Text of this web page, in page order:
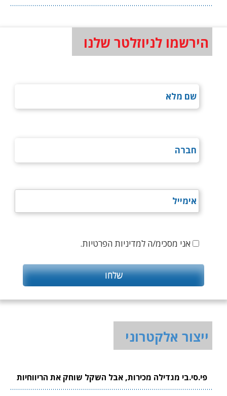
הירשמו לניוזלטר שלנו
אני מסכימ/ה למדיניות הפרטיות.
ייצור אלקטרוני
פי.סי.בי מגדילה מכירות, אבל השקל שוחק את הריווחיות